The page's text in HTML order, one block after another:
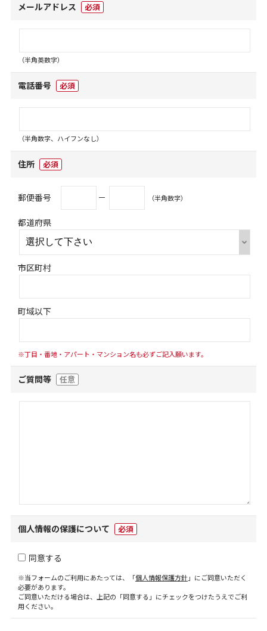
メールアドレス 必須
（半角英数字）
電話番号 必須
（半角数字、ハイフンなし）
住所 必須
郵便番号 － （半角数字）
都道府県
市区町村
町域以下
※丁目・番地・アパート・マンション名も必ずご記入願います。
ご質問等 任意
個人情報の保護について 必須
同意する
※当フォームのご利用にあたっては、「個人情報保護方針」にご同意いただく
必要があります。
ご同意いただける場合は、上記の「同意する」にチェックをつけたうえでご利
用ください。